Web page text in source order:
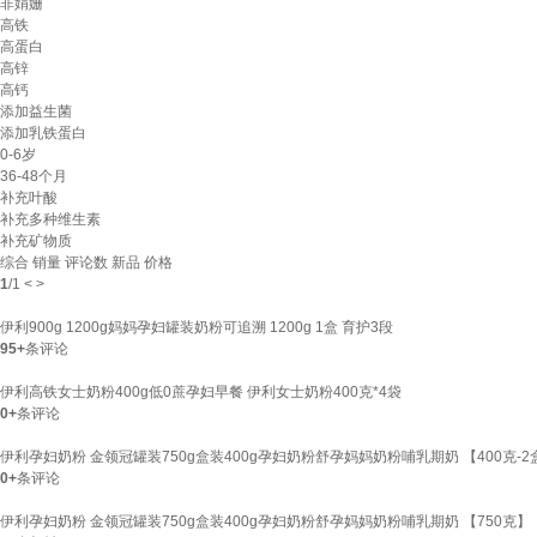
非娟姗
高铁
高蛋白
高锌
高钙
添加益生菌
添加乳铁蛋白
0-6岁
36-48个月
补充叶酸
补充多种维生素
补充矿物质
综合 销量 评论数 新品 价格
1/1 < >
伊利900g 1200g妈妈孕妇罐装奶粉可追溯 1200g 1盒 育护3段
95+条评论
伊利高铁女士奶粉400g低0蔗孕妇早餐 伊利女士奶粉400克*4袋
0+条评论
伊利孕妇奶粉 金领冠罐装750g盒装400g孕妇奶粉舒孕妈妈奶粉哺乳期奶 【400克-2
0+条评论
伊利孕妇奶粉 金领冠罐装750g盒装400g孕妇奶粉舒孕妈妈奶粉哺乳期奶 【750克】